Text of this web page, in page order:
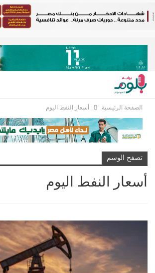
الصفحة الرئيسية أسعار النفط اليوم
تصفح الوسم
أسعار النفط اليوم